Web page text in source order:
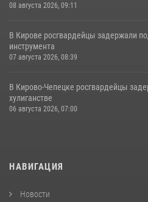
08 августа 2026, 09:11
В Кирове росгвардейцы задержали
инструмента
07 августа 2026, 08:39
В Кирово-Чепецке росгвардейцы
хулиганстве
06 августа 2026, 07:00
НАВИГАЦИЯ
Новости